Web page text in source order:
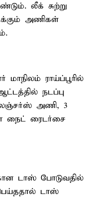
லீக் சுற்று
அணிகள்
ராய்ப்பூரில்
நடப்பு
அணி, 3
நைட் ரைடர்சை
டாஸ் போடுவதில்
டாஸ்